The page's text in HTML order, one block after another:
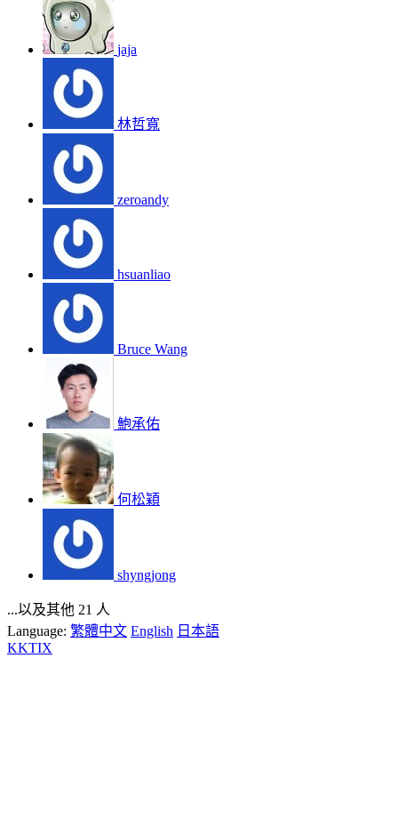
jaja
林哲寬
zeroandy
hsuanliao
Bruce Wang
鮑承佑
何松穎
shyngjong
...以及其他 21 人
Language: 繁體中文 English 日本語
KKTIX